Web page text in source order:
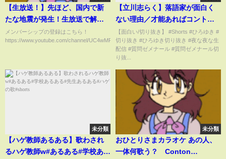
【生放送！】先ほど、国内で新
たな地震が発生！生放送で解説
します！（2024年1月2日）
メンバーシップの登録はこちら！
https://www.youtube.com/channel/UC4wMRvFkrG1H81EPDA0zs...
【立川志らく】落語家が面白く
ない理由／才能あればコントや
漫才やってる
【面白い/切り抜き】 #Shorts #ひろゆき #
切り抜き #ひろゆき切り抜き #夜な夜な生
配信 #質問ゼメナール #質問ゼメナール切
り抜...
未分類
【ハゲ教師あるある】歌わされ
るハゲ教師w#あるある#学校ある
未分類
おひとりさまカラオケ あの人、
一体何歌う？ Conton